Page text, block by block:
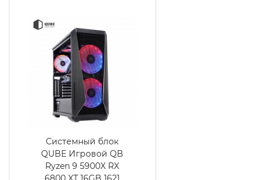
Системный блок
QUBE Игровой QB
Ryzen 9 5900X RX